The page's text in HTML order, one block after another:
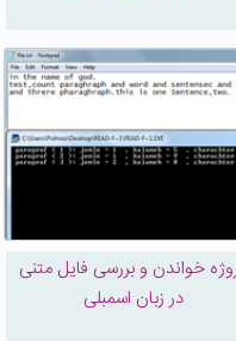
خواندن و بررسی فایل متنی
در زبان اسمبلی